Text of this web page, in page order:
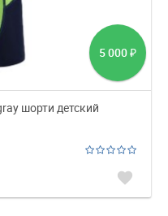
5 000 ₽
шорти детский
favorite